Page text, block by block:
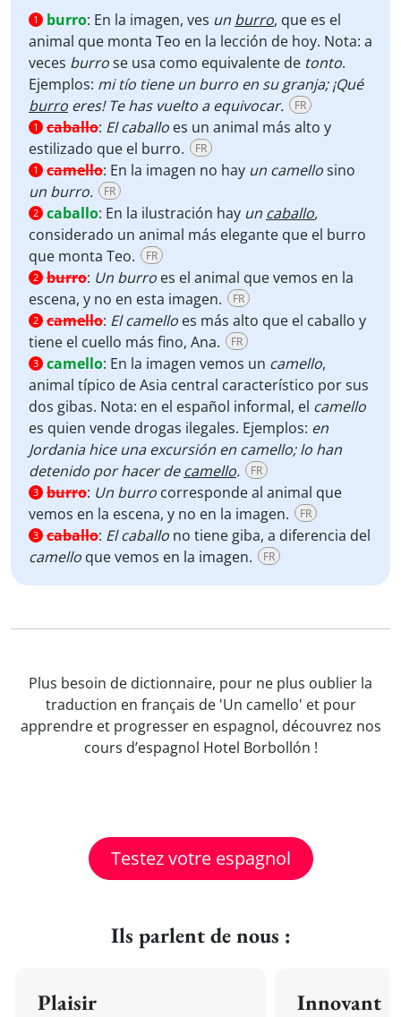
1 burro: En la imagen, ves un burro, que es el
animal que monta Teo en la lección de hoy. Nota: a
veces burrose usa como equivalente de tonto.
Ejemplos: mi tío tiene un burro en su granja; ¡Qué
burro eres! Te has vuelto a equivocar. FR
1 caballo: El caballo es un animal más alto y
estilizado que el burro.
FR
1 camello: En la imagen no hay un camellosino
un burro.
FR
2 caballo: En la ilustración hay un caballo,
considerado un animal más elegante que el burro
que monta Teo.
FR
2 burro: Un burro es el animal que vemos en la
escena, y no en esta imagen.
FR
2 camello: El camello es más alto que el caballo y
tiene el cuello más fino, Ana.
FR
3 camello: En la imagen vemos un camello,
animal típico de Asia central característico por sus
dos gibas. Nota: en el español informal, el camello
es quien vende drogas ilegales. Ejemplos: en
Jordania hice una excursión en camello; lo han
detenido por hacer decamello. FR
3 burro: Un burro corresponde al animal que
vemos en la escena, y no en la imagen.
FR
3 caballo: El caballo no tiene giba, a diferencia del
camello que vemos en la imagen. FR
Plus besoin de dictionnaire, pour ne plus oublier la
traduction en français de 'Un camello' et pour
apprendre et progresser en espagnol, découvrez nos
cours d’espagnol Hotel Borbollón !
Testez votre espagnol
Ils parlent de nous :
Plaisir Innovant